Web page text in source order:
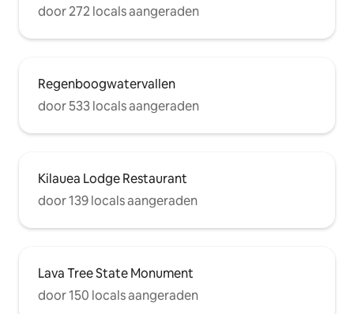
door 272 locals aangeraden
Regenboogwatervallen
door 533 locals aangeraden
Kilauea Lodge Restaurant
door 139 locals aangeraden
Lava Tree State Monument
door 150 locals aangeraden